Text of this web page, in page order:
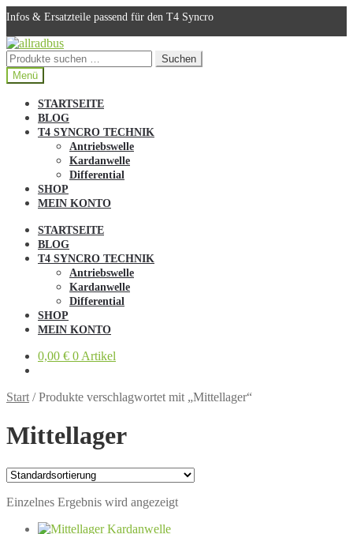
Infos & Ersatzteile passend für den T4 Syncro
Zur
Navigation
springen
Zum
Inhalt
springen
Suchen
nach:
Suchen
Menü
STARTSEITE
BLOG
T4 SYNCRO TECHNIK
Antriebswelle
Kardanwelle
Differential
SHOP
MEIN KONTO
STARTSEITE
BLOG
T4 SYNCRO TECHNIK
Antriebswelle
Kardanwelle
Differential
SHOP
MEIN KONTO
0,00 € 0 Artikel
Start /Produkte verschlagwortet mit „Mittellager“
Mittellager
Einzelnes Ergebnis wird angezeigt